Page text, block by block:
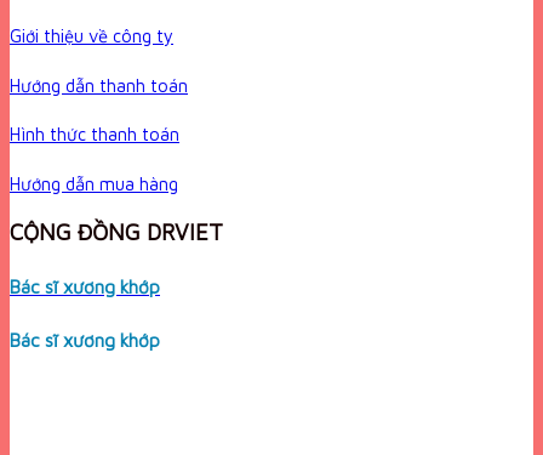
Giới thiệu về công ty
Hướng dẫn thanh toán
Hình thức thanh toán
Hướng dẫn mua hàng
CỘNG ĐỒNG DRVIET
Bác sĩ xương khớp
Bác sĩ xương khớp